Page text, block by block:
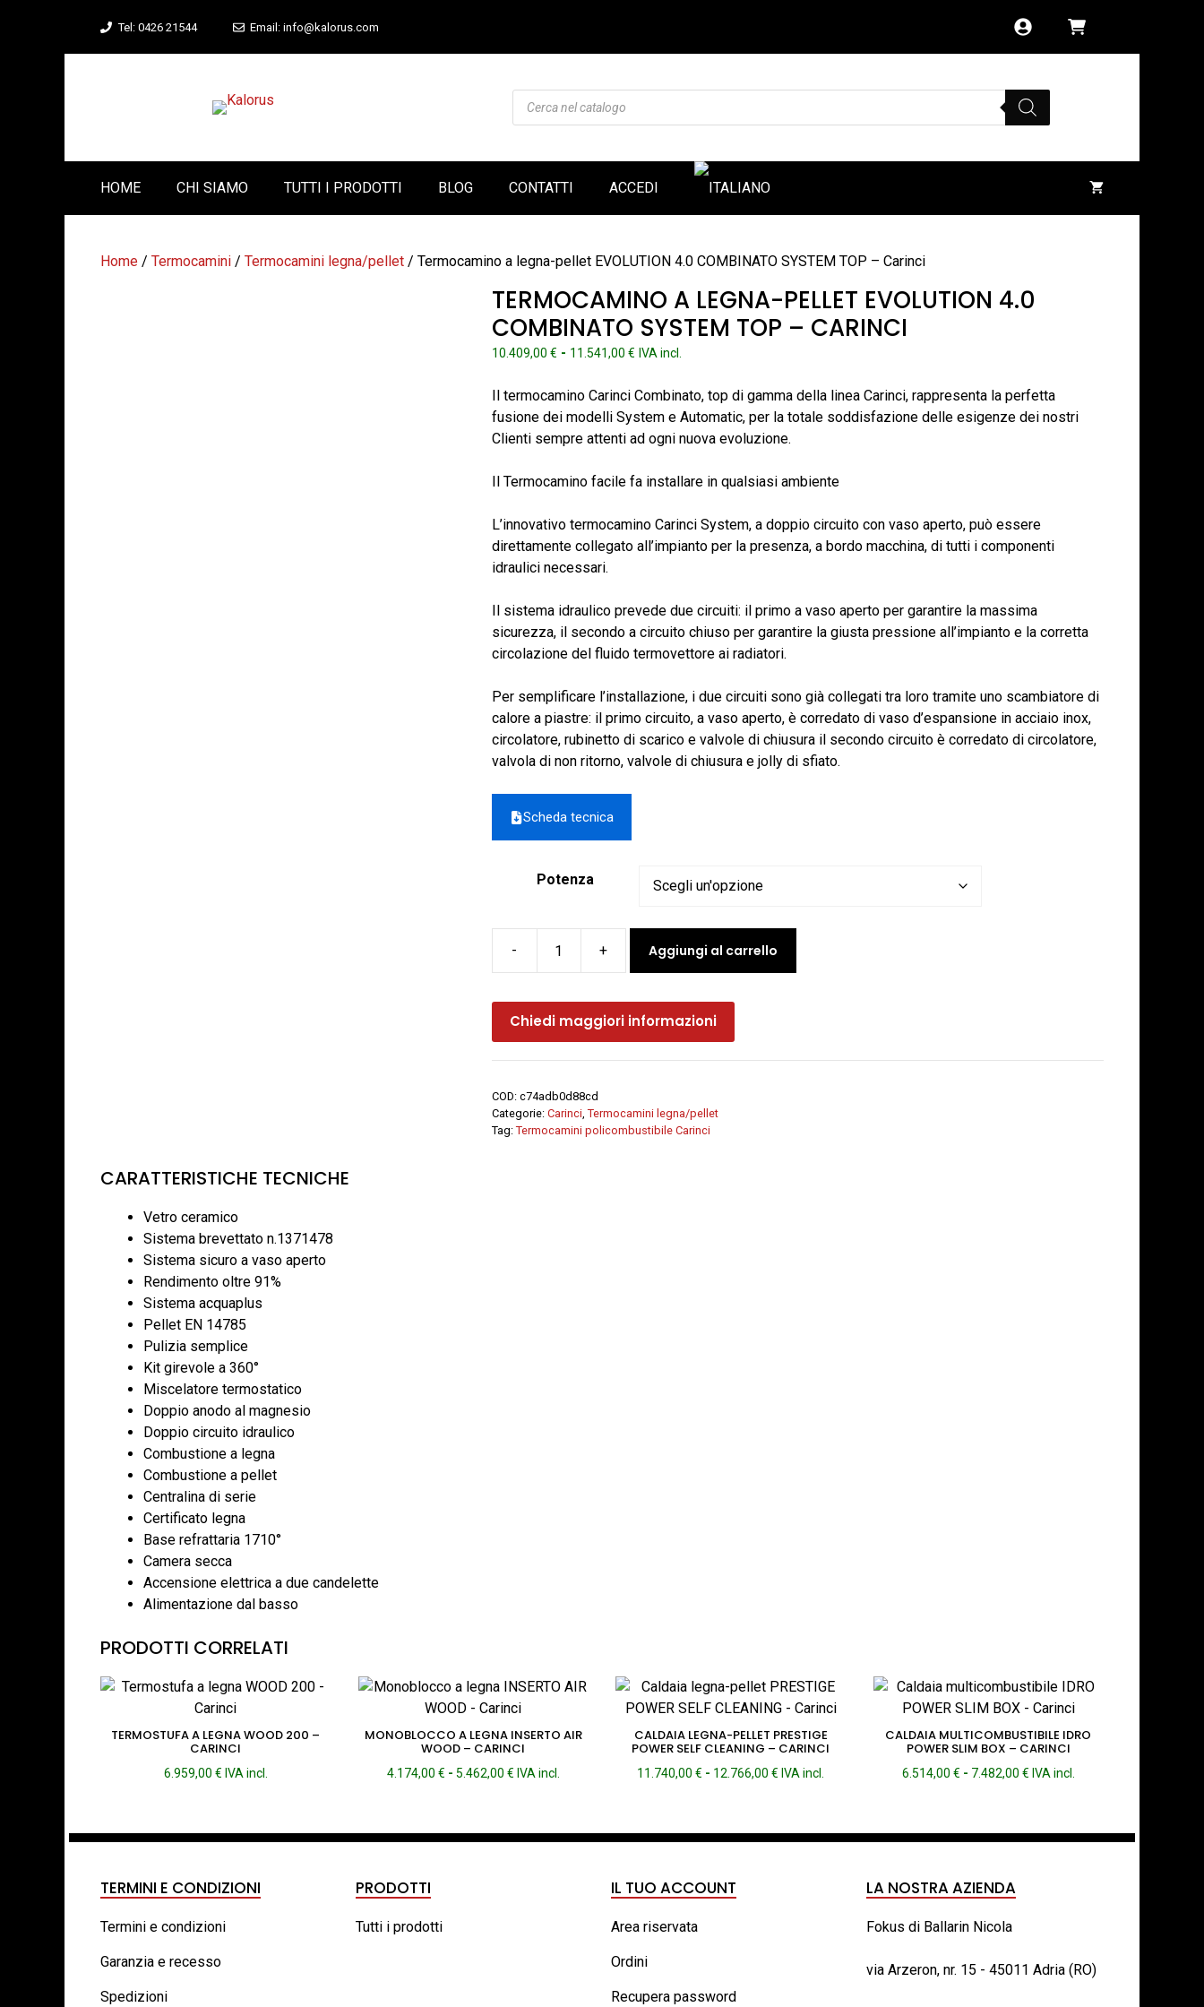
Tel: 0426 21544 Email: info@kalorus.com
Products
search
HOME CHI SIAMO TUTTI I PRODOTTI BLOG CONTATTI ACCEDI
Home / Termocamini / Termocamini legna/pellet / Termocamino a legna-pellet EVOLUTION 4.0 COMBINATO SYSTEM TOP – Carinci
TERMOCAMINO A LEGNA-PELLET EVOLUTION 4.0
COMBINATO SYSTEM TOP – CARINCI
10.409,00 € - 11.541,00 €Fascia
prezzo:
da
10.409,00 €
11.541,00 €
IVA incl.
Il termocamino Carinci Combinato, top di gamma della linea Carinci, rappresenta la perfetta
fusione dei modelli System e Automatic, per la totale soddisfazione delle esigenze dei nostri
Clienti sempre attenti ad ogni nuova evoluzione.
Il Termocamino facile fa installare in qualsiasi ambiente
L’innovativo termocamino Carinci System, a doppio circuito con vaso aperto, può essere
direttamente collegato all’impianto per la presenza, a bordo macchina, di tutti i componenti
idraulici necessari.
Il sistema idraulico prevede due circuiti: il primo a vaso aperto per garantire la massima
sicurezza, il secondo a circuito chiuso per garantire la giusta pressione all’impianto e la corretta
circolazione del fluido termovettore ai radiatori.
Per semplificare l’installazione, i due circuiti sono già collegati tra loro tramite uno scambiatore di
calore a piastre: il primo circuito, a vaso aperto, è corredato di vaso d’espansione in acciaio inox,
circolatore, rubinetto di scarico e valvole di chiusura il secondo circuito è corredato di circolatore,
valvola di non ritorno, valvole di chiusura e jolly di sfiato.
Scheda tecnica
Potenza
Termocamino
legna-
pellet
EVOLUTION
COMBINATO
SYSTEM
TOP
Aggiungi al carrello
Chiedi maggiori informazioni
COD: c74adb0d88cd
Categorie: Carinci, Termocamini legna/pellet
Tag: Termocamini policombustibile Carinci
CARATTERISTICHE TECNICHE
Vetro ceramico
Sistema brevettato n.1371478
Sistema sicuro a vaso aperto
Rendimento oltre 91%
Sistema acquaplus
Pellet EN 14785
Pulizia semplice
Kit girevole a 360°
Miscelatore termostatico
Doppio anodo al magnesio
Doppio circuito idraulico
Combustione a legna
Combustione a pellet
Centralina di serie
Certificato legna
Base refrattaria 1710°
Camera secca
Accensione elettrica a due candelette
Alimentazione dal basso
PRODOTTI CORRELATI
TERMOSTUFA A LEGNA WOOD 200 –
CARINCI
6.959,00 € IVA incl.
MONOBLOCCO A LEGNA INSERTO AIR
WOOD – CARINCI
4.174,00 € - 5.462,00 €Fascia
4.174,00 €
IVA incl.
CALDAIA LEGNA-PELLET PRESTIGE
POWER SELF CLEANING – CARINCI
11.740,00€ - 12.766,00€ Fascia
11.740,00 €
IVA incl.
CALDAIA MULTICOMBUSTIBILE IDRO
POWER SLIM BOX – CARINCI
6.514,00 € - 7.482,00 €Fascia
6.514,00 €
IVA incl.
TERMINI E CONDIZIONI
Termini e condizioni
Garanzia e recesso
Spedizioni
PRODOTTI
Tutti i prodotti
IL TUO ACCOUNT
Area riservata
Ordini
Recupera password
LA NOSTRA AZIENDA
Fokus di Ballarin Nicola
via Arzeron, nr. 15 - 45011 Adria (RO)